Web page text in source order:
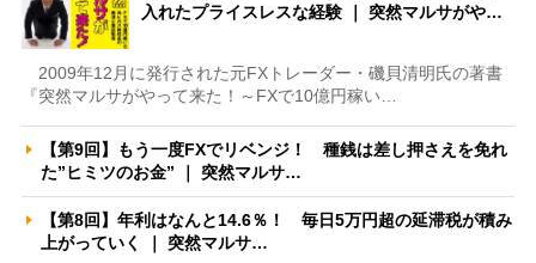
入れたプライスレスな経験 ｜ 突然マルサがや…
2009年12月に発行された元FXトレーダー・磯貝清明氏の著書
『突然マルサがやって来た！～FXで10億円稼い…
【第9回】もう一度FXでリベンジ！ 種銭は差し押さえを免れ
た”ヒミツのお金” ｜ 突然マルサ…
【第8回】年利はなんと14.6％！ 毎日5万円超の延滞税が積み
上がっていく ｜ 突然マルサ…